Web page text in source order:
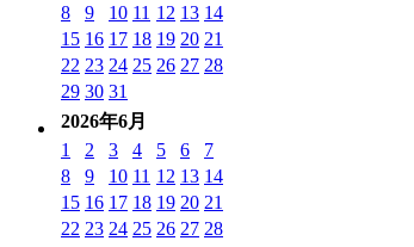
8
9 10 11 12 13 14
15 16 17 18 19 20 21
22 23 24 25 26 27 28
29 30 31
2026年6月
1
2 3 4 5 6
7
8
9 10 11 12 13 14
15 16 17 18 19 20 21
22 23 24 25 26 27 28